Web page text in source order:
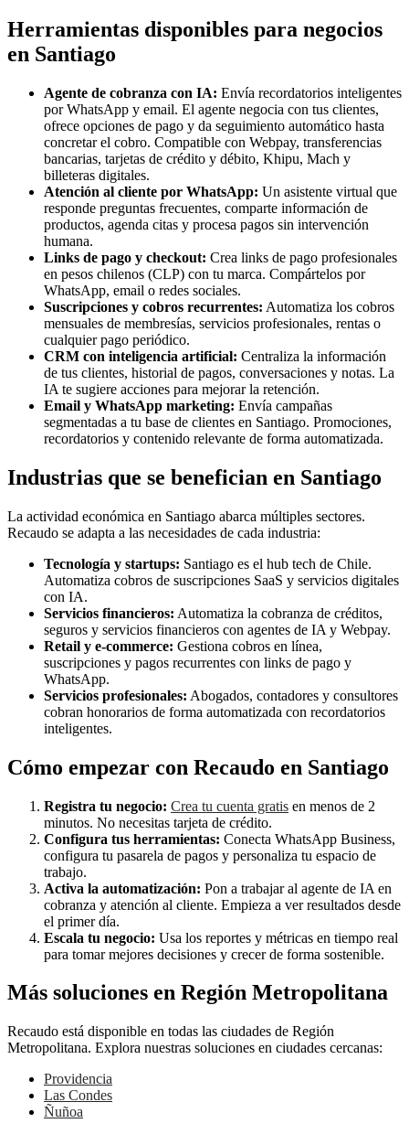
Herramientas disponibles para negocios
en Santiago
Agente de cobranza con IA: Envía recordatorios inteligentes
por WhatsApp y email. El agente negocia con tus clientes,
ofrece opciones de pago y da seguimiento automático hasta
concretar el cobro. Compatible con Webpay, transferencias
bancarias, tarjetas de crédito y débito, Khipu, Mach y
billeteras digitales.
Atención al cliente por WhatsApp: Un asistente virtual que
responde preguntas frecuentes, comparte información de
productos, agenda citas y procesa pagos sin intervención
humana.
Links de pago y checkout: Crea links de pago profesionales
en pesos chilenos (CLP) con tu marca. Compártelos por
WhatsApp, email o redes sociales.
Suscripciones y cobros recurrentes: Automatiza los cobros
mensuales de membresías, servicios profesionales, rentas o
cualquier pago periódico.
CRM con inteligencia artificial: Centraliza la información
de tus clientes, historial de pagos, conversaciones y notas. La
IA te sugiere acciones para mejorar la retención.
Email y WhatsApp marketing: Envía campañas
segmentadas a tu base de clientes en Santiago. Promociones,
recordatorios y contenido relevante de forma automatizada.
Industrias que se benefician en Santiago
La actividad económica en Santiago abarca múltiples sectores.
Recaudo se adapta a las necesidades de cada industria:
Tecnología y startups: Santiago es el hub tech de Chile.
Automatiza cobros de suscripciones SaaS y servicios digitales
con IA.
Servicios financieros: Automatiza la cobranza de créditos,
seguros y servicios financieros con agentes de IA y Webpay.
Retail y e-commerce: Gestiona cobros en línea,
suscripciones y pagos recurrentes con links de pago y
WhatsApp.
Servicios profesionales: Abogados, contadores y consultores
cobran honorarios de forma automatizada con recordatorios
inteligentes.
Cómo empezar con Recaudo en Santiago
Registra tu negocio: Crea tu cuenta gratis en menos de 2
minutos. No necesitas tarjeta de crédito.
Configura tus herramientas: Conecta WhatsApp Business,
configura tu pasarela de pagos y personaliza tu espacio de
trabajo.
Activa la automatización: Pon a trabajar al agente de IA en
cobranza y atención al cliente. Empieza a ver resultados desde
el primer día.
Escala tu negocio: Usa los reportes y métricas en tiempo real
para tomar mejores decisiones y crecer de forma sostenible.
Más soluciones en Región Metropolitana
Recaudo está disponible en todas las ciudades de Región
Metropolitana. Explora nuestras soluciones en ciudades cercanas:
Providencia
Las Condes
Ñuñoa